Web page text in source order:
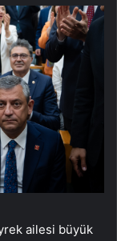
ailesi büyük